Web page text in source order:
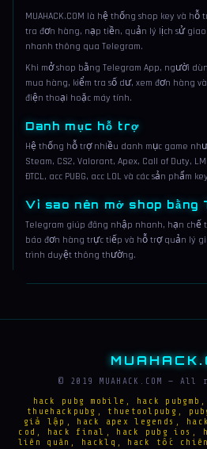
MUAHACK.COM là hệ thống shop key và
tra đơn hàng, nạp tiền, quản lý lịch sử
nhanh thông qua Telegram.
Khi mở shop bằng Telegram App, người
mua hàng, kiểm tra số dư, xem đơn hàng
điện thoại hoặc máy tính.
Danh mục hỗ trợ
Hệ thống hỗ trợ nhiều danh mục game như
Steam, CS2, Valorant, Apex, Call of Duty,
ĐTCL, acc PUBG, acc LOL và các sản phẩm
Vì sao nên mở shop bằng
Telegram giúp đăng nhập nhanh, hạn
báo đơn hàng trực tiếp và hỗ trợ quản lý
trình duyệt thông thường.
© 2019 MUAHACK.COM —
hack pubg mobile, hack
thuehackpubg, thuetoolpubg,
giả lập, hack apex legends,
cod, hack final, hack pubg ios,
liên quân, hacklq, hack tốc